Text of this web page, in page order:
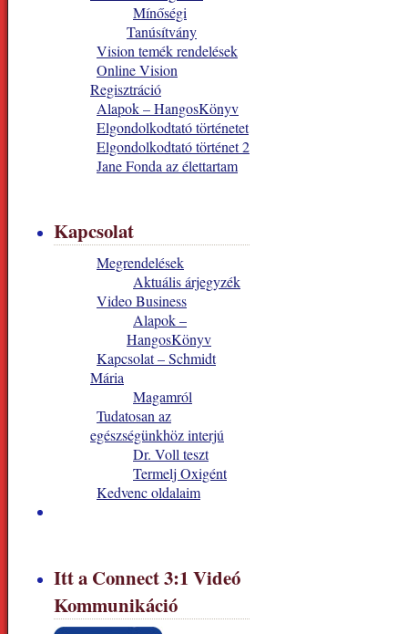
Mínőségi
Tanúsítvány
Vision temék rendelések
Online Vision
Regisztráció
Alapok – HangosKönyv
Elgondolkodtató történetet
Elgondolkodtató történet 2
Jane Fonda az élettartam
Kapcsolat
Megrendelések
Aktuális árjegyzék
Video Business
Alapok –
HangosKönyv
Kapcsolat – Schmidt
Mária
Magamról
Tudatosan az
egészségünkhöz interjú
Dr. Voll teszt
Termelj Oxigént
Kedvenc oldalaim
Itt a Connect 3:1 Videó
Kommunikáció